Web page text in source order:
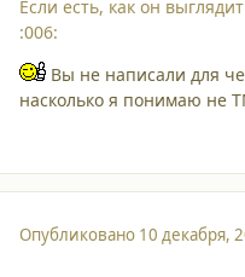
Если есть, как он
:006:
Вы не написали для
насколько я понимаю не
Опубликовано 10 декабря,